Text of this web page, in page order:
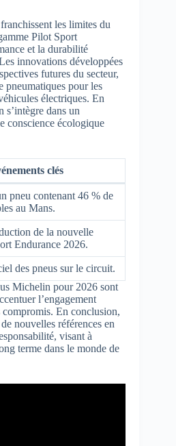
les limites du
Pilot Sport
et la durabilité
innovations développées
futures du secteur,
pneumatiques pour les
électriques. En
dans un
conscience écologique
clés
pneu contenant 46 % de
au Mans.
de la nouvelle
Endurance 2026.
des pneus sur le circuit.
Michelin pour 2026 sont
l’engagement
compromis. En conclusion,
nouvelles références en
visant à
terme dans le monde de